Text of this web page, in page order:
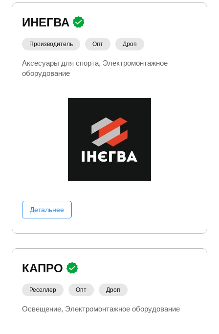
ИНЕГВА
Производитель Опт Дроп
Аксесуары для спорта Электромонтажное
оборудование
Детальнее
КАПРО
Реселлер Опт Дроп
Освещение Электромонтажное оборудование